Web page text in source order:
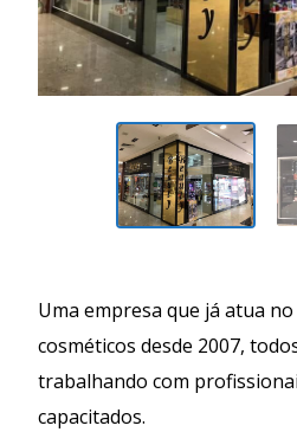
Uma empresa que já atua
cosméticos desde 2007,
trabalhando com
capacitados.